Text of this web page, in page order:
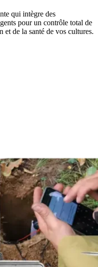
qui intègre des
pour un contrôle total de
et de la santé de vos cultures.